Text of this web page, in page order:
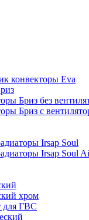
конвекторы Eva
Бриз без
Бриз с
Irsap Soul
Irsap Soul
хром
для ГВС